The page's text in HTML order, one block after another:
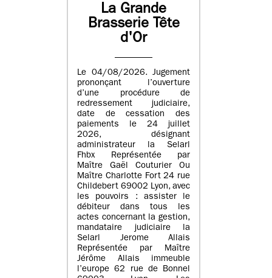
La Grande
Brasserie Tête
d'Or
Le 04/08/2026. Jugement
prononçant l’ouverture
d’une procédure de
redressement judiciaire,
date de cessation des
paiements le 24 juillet
2026, désignant
administrateur la Selarl
Fhbx Représentée par
Maître Gaël Couturier Ou
Maître Charlotte Fort 24 rue
Childebert 69002 Lyon, avec
les pouvoirs : assister le
débiteur dans tous les
actes concernant la gestion,
mandataire judiciaire la
Selarl Jerome Allais
Représentée par Maître
Jérôme Allais immeuble
l’europe 62 rue de Bonnel